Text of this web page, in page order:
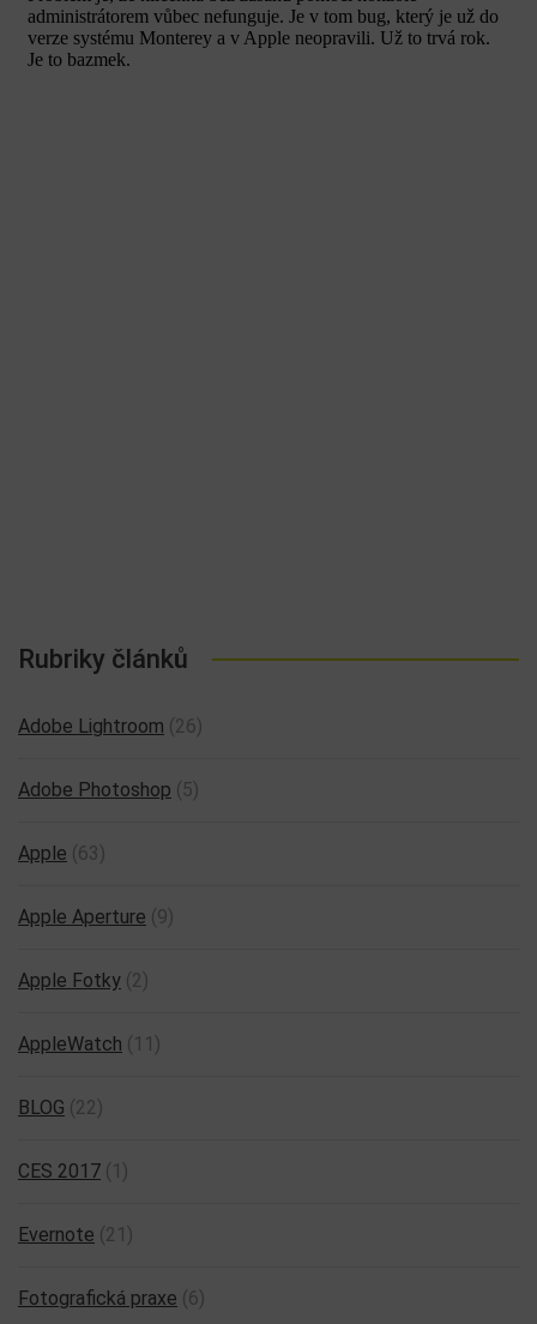
Rubriky článků
Adobe Lightroom (26)
Adobe Photoshop (5)
Apple (63)
Apple Aperture (9)
Apple Fotky (2)
AppleWatch (11)
BLOG (22)
CES 2017 (1)
Evernote (21)
Fotografická praxe (6)